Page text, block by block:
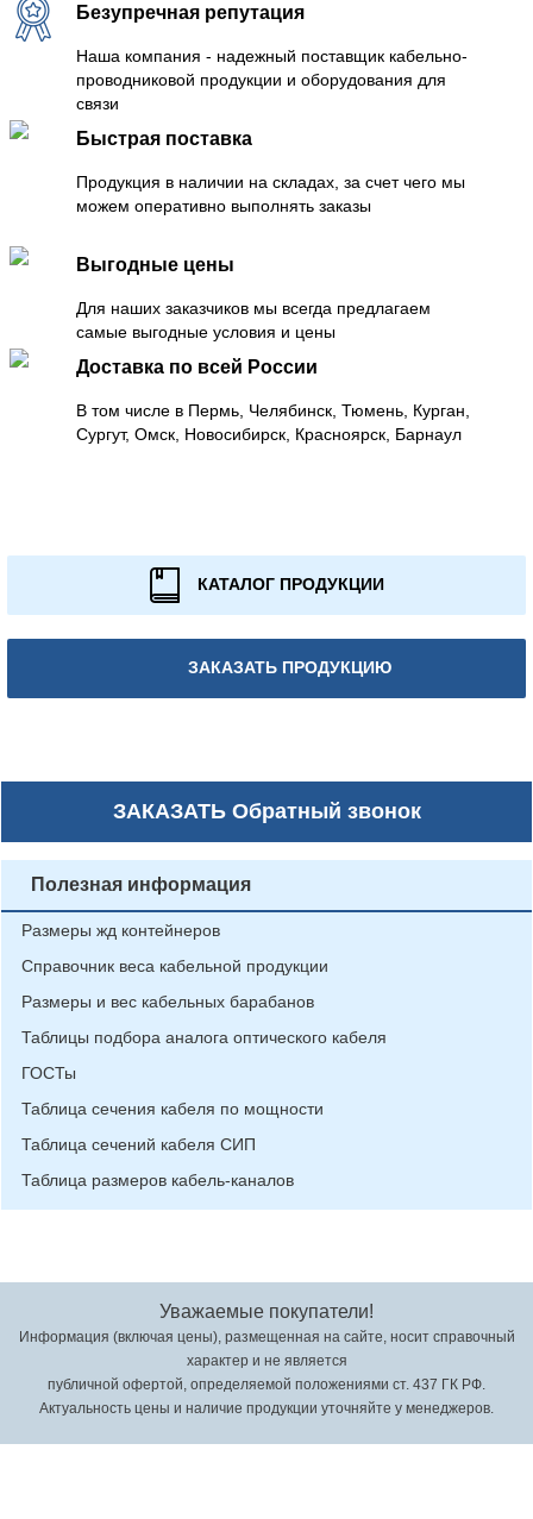
Безупречная репутация
Наша компания - надежный поставщик кабельно-
проводниковой продукции и оборудования для
связи
Быстрая поставка
Продукция в наличии на складах, за счет чего мы
можем оперативно выполнять заказы
Выгодные цены
Для наших заказчиков мы всегда предлагаем
самые выгодные условия и цены
Доставка по всей России
В том числе в Пермь, Челябинск, Тюмень, Курган,
Сургут, Омск, Новосибирск, Красноярск, Барнаул
КАТАЛОГ ПРОДУКЦИИ
ЗАКАЗАТЬ ПРОДУКЦИЮ
ЗАКАЗАТЬОбратный звонок
Полезная информация
Размеры жд контейнеров
Справочник веса кабельной продукции
Размеры и вес кабельных барабанов
Таблицы подбора аналога оптического кабеля
ГОСТы
Таблица сечения кабеля по мощности
Таблица сечений кабеля СИП
Таблица размеров кабель-каналов
Уважаемые покупатели!
Информация (включая цены), размещенная на сайте, носит справочный
характер и не является
публичной офертой, определяемой положениями ст. 437 ГК РФ.
Актуальность цены и наличие продукции уточняйте у менеджеров.